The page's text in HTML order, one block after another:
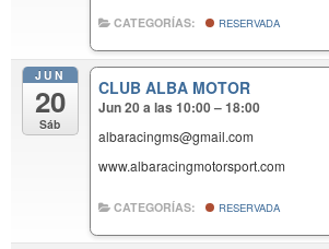
CATEGORÍAS: RESERVADA
JUN
20
Sáb
CLUB ALBA MOTOR
Jun 20 a las 10:00 – 18:00
albaracingms@gmail.com
www.albaracingmotorsport.com
CATEGORÍAS: RESERVADA